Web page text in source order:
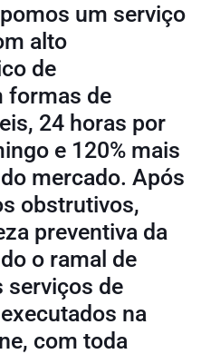
um serviço
alto
de
formas de
24 horas por
e 120% mais
mercado. Após
obstrutivos,
preventiva da
o ramal de
serviços de
na
com toda